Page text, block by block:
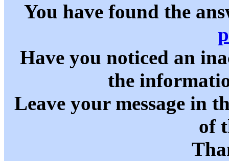
You have found the
Have you noticed an
the
Leave your message in
of